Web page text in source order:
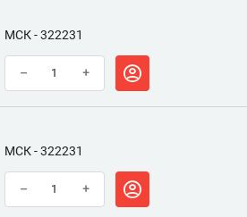
МСК - 322231
– +
МСК - 322231
– +